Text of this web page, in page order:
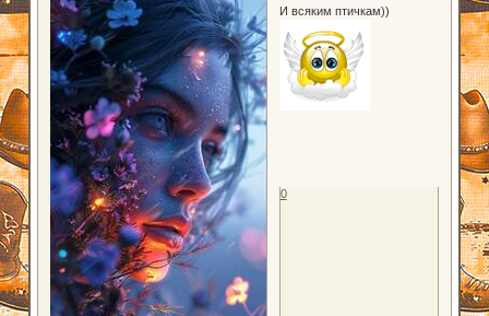
И всяким птичкам))
0